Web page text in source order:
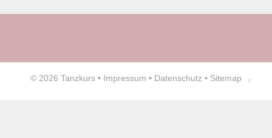
© 2026 Tanzkurs • Impressum • Datenschutz • Sitemap